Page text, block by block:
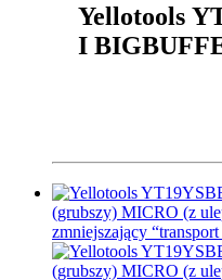
Yellotools
I